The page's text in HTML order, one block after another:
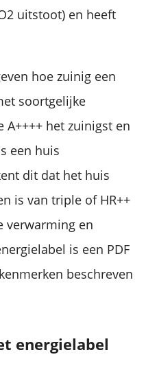
uitstoot) en heeft
hoe zuinig een
soortgelijke
het zuinigst en
een huis
dit dat het huis
is van triple of HR++
verwarming en
is een PDF
beschreven
energielabel